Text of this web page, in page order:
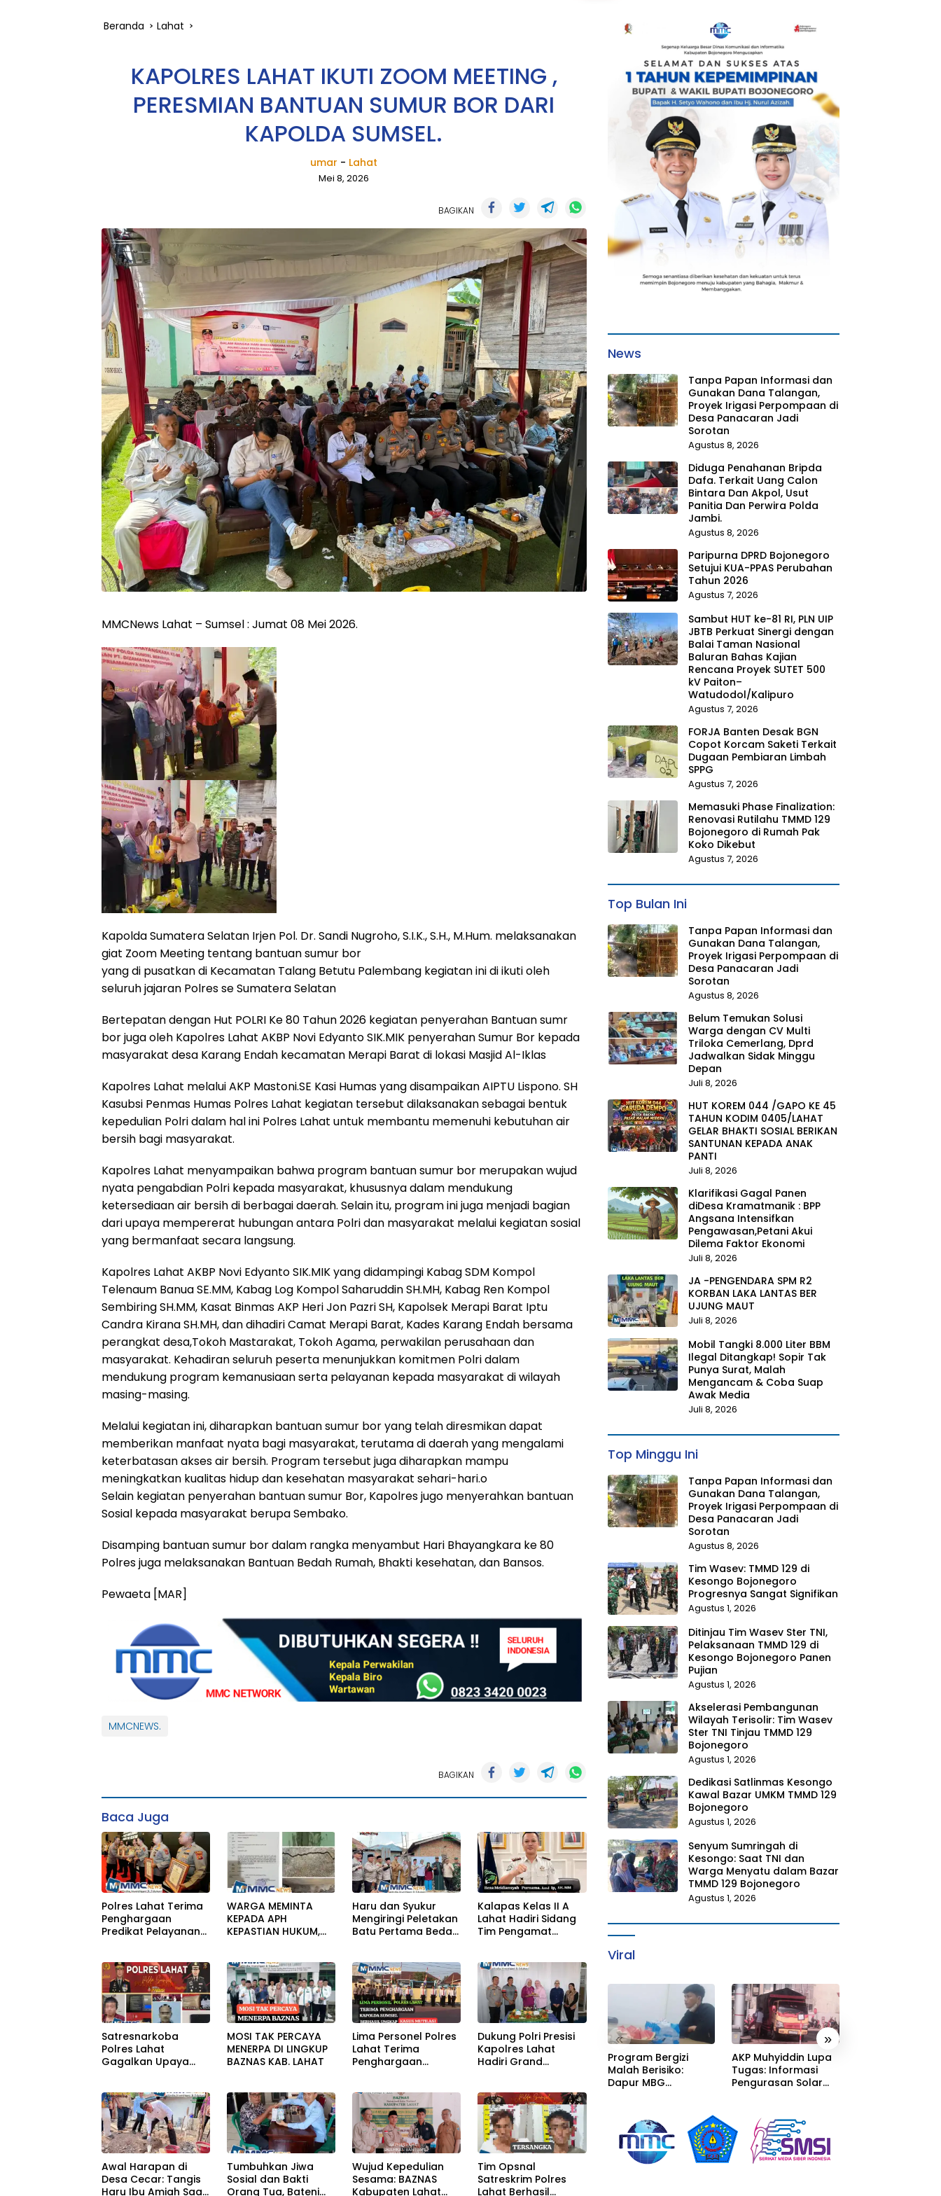
Beranda Lahat
KAPOLRES LAHAT IKUTI ZOOM MEETING ,
PERESMIAN BANTUAN SUMUR BOR DARI
KAPOLDA SUMSEL.
umar - Lahat
Mei 8, 2026
BAGIKAN
MMCNews Lahat – Sumsel : Jumat 08 Mei 2026.
Kapolda Sumatera Selatan Irjen Pol. Dr. Sandi Nugroho, S.I.K., S.H., M.Hum. melaksanakan
giat Zoom Meeting tentang bantuan sumur bor
yang di pusatkan di Kecamatan Talang Betutu Palembang kegiatan ini di ikuti oleh
seluruh jajaran Polres se Sumatera Selatan
Bertepatan dengan Hut POLRI Ke 80 Tahun 2026 kegiatan penyerahan Bantuan sumr
bor juga oleh Kapolres Lahat AKBP Novi Edyanto SIK.MIK penyerahan Sumur Bor kepada
masyarakat desa Karang Endah kecamatan Merapi Barat di lokasi Masjid Al-Iklas
Kapolres Lahat melalui AKP Mastoni.SE Kasi Humas yang disampaikan AIPTU Lispono. SH
Kasubsi Penmas Humas Polres Lahat kegiatan tersebut dilaksanakan sebagai bentuk
kepedulian Polri dalam hal ini Polres Lahat untuk membantu memenuhi kebutuhan air
bersih bagi masyarakat.
Kapolres Lahat menyampaikan bahwa program bantuan sumur bor merupakan wujud
nyata pengabdian Polri kepada masyarakat, khususnya dalam mendukung
ketersediaan air bersih di berbagai daerah. Selain itu, program ini juga menjadi bagian
dari upaya mempererat hubungan antara Polri dan masyarakat melalui kegiatan sosial
yang bermanfaat secara langsung.
Kapolres Lahat AKBP Novi Edyanto SIK.MIK yang didampingi Kabag SDM Kompol
Telenaum Banua SE.MM, Kabag Log Kompol Saharuddin SH.MH, Kabag Ren Kompol
Sembiring SH.MM, Kasat Binmas AKP Heri Jon Pazri SH, Kapolsek Merapi Barat Iptu
Candra Kirana SH.MH, dan dihadiri Camat Merapi Barat, Kades Karang Endah bersama
perangkat desa,Tokoh Mastarakat, Tokoh Agama, perwakilan perusahaan dan
masyarakat. Kehadiran seluruh peserta menunjukkan komitmen Polri dalam
mendukung program kemanusiaan serta pelayanan kepada masyarakat di wilayah
masing-masing.
Melalui kegiatan ini, diharapkan bantuan sumur bor yang telah diresmikan dapat
memberikan manfaat nyata bagi masyarakat, terutama di daerah yang mengalami
keterbatasan akses air bersih. Program tersebut juga diharapkan mampu
meningkatkan kualitas hidup dan kesehatan masyarakat sehari-hari.o
Selain kegiatan penyerahan bantuan sumur Bor, Kapolres jugo menyerahkan bantuan
Sosial kepada masyarakat berupa Sembako.
Disamping bantuan sumur bor dalam rangka menyambut Hari Bhayangkara ke 80
Polres juga melaksanakan Bantuan Bedah Rumah, Bhakti kesehatan, dan Bansos.
Pewaeta [MAR]
MMCNEWS.
BAGIKAN
Baca Juga
Polres Lahat Terima
Penghargaan
Predikat Pelayanan
WARGA MEMINTA
KEPADA APH
KEPASTIAN HUKUM,
Haru dan Syukur
Mengiringi Peletakan
Batu Pertama Bedah
Kalapas Kelas II A
Lahat Hadiri Sidang
Tim Pengamat
TPP KanWil DirJenPas
Sumsel Dan Bapas
Kelas II Lahat
Satresnarkoba
Polres Lahat
Gagalkan Upaya
Pelaku Diamankan
MOSI TAK PERCAYA
MENERPA DI LINGKUP
BAZNAS KAB. LAHAT
Lima Personel Polres
Lahat Terima
Penghargaan
Dukung Polri Presisi
Kapolres Lahat
Hadiri Grand
Awal Harapan di
Desa Cecar: Tangis
Haru Ibu Amiah Saat
Tumbuhkan Jiwa
Sosial dan Bakti
Orang Tua, Bateni
Wujud Kepedulian
Sesama: BAZNAS
Kabupaten Lahat
Tim Opsnal
Satreskrim Polres
Lahat Berhasil
News
Tanpa Papan Informasi dan
Gunakan Dana Talangan,
Proyek Irigasi Perpompaan di
Desa Panacaran Jadi
Sorotan
Agustus 8, 2026
Diduga Penahanan Bripda
Dafa. Terkait Uang Calon
Bintara Dan Akpol, Usut
Panitia Dan Perwira Polda
Jambi.
Agustus 8, 2026
Paripurna DPRD Bojonegoro
Setujui KUA-PPAS Perubahan
Tahun 2026
Agustus 7, 2026
Sambut HUT ke-81 RI, PLN UIP
JBTB Perkuat Sinergi dengan
Balai Taman Nasional
Baluran Bahas Kajian
Rencana Proyek SUTET 500
kV Paiton–
Watudodol/Kalipuro
Agustus 7, 2026
FORJA Banten Desak BGN
Copot Korcam Saketi Terkait
Dugaan Pembiaran Limbah
SPPG
Agustus 7, 2026
Memasuki Phase Finalization:
Renovasi Rutilahu TMMD 129
Bojonegoro di Rumah Pak
Koko Dikebut
Agustus 7, 2026
Top Bulan Ini
Tanpa Papan Informasi dan
Gunakan Dana Talangan,
Proyek Irigasi Perpompaan di
Desa Panacaran Jadi
Sorotan
Agustus 8, 2026
Belum Temukan Solusi
Warga dengan CV Multi
Triloka Cemerlang, Dprd
Jadwalkan Sidak Minggu
Depan
Juli 8, 2026
HUT KOREM 044 /GAPO KE 45
TAHUN KODIM 0405/LAHAT
GELAR BHAKTI SOSIAL BERIKAN
SANTUNAN KEPADA ANAK
PANTI
Juli 8, 2026
Klarifikasi Gagal Panen
diDesa Kramatmanik : BPP
Angsana Intensifkan
Pengawasan,Petani Akui
Dilema Faktor Ekonomi
Juli 8, 2026
JA -PENGENDARA SPM R2
KORBAN LAKA LANTAS BER
UJUNG MAUT
Juli 8, 2026
Mobil Tangki 8.000 Liter BBM
Ilegal Ditangkap! Sopir Tak
Punya Surat, Malah
Mengancam & Coba Suap
Awak Media
Juli 8, 2026
Top Minggu Ini
Tanpa Papan Informasi dan
Gunakan Dana Talangan,
Proyek Irigasi Perpompaan di
Desa Panacaran Jadi
Sorotan
Agustus 8, 2026
Tim Wasev: TMMD 129 di
Kesongo Bojonegoro
Progresnya Sangat Signifikan
Agustus 1, 2026
Ditinjau Tim Wasev Ster TNI,
Pelaksanaan TMMD 129 di
Kesongo Bojonegoro Panen
Pujian
Agustus 1, 2026
Akselerasi Pembangunan
Wilayah Terisolir: Tim Wasev
Ster TNI Tinjau TMMD 129
Bojonegoro
Agustus 1, 2026
Dedikasi Satlinmas Kesongo
Kawal Bazar UMKM TMMD 129
Bojonegoro
Agustus 1, 2026
Senyum Sumringah di
Kesongo: Saat TNI dan
Warga Menyatu dalam Bazar
TMMD 129 Bojonegoro
Agustus 1, 2026
Viral
« »
Program Bergizi
Malah Berisiko:
Dapur MBG
Fasilitas Jauh dari
Standar
AKP Muhyiddin Lupa
Tugas: Informasi
Pengurasan Solar
Lain Carikan Bukti!